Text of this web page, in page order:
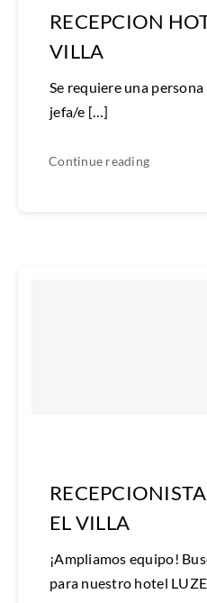
RECEPCION
VILLA
Se requiere una
jefa/e […]
Continue reading
EL VILLA
¡Ampliamos equipo!
para nuestro hotel